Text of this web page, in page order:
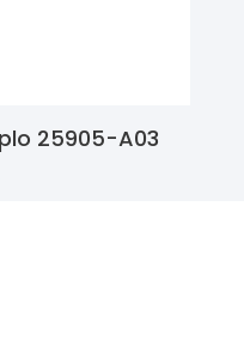
25905-A03